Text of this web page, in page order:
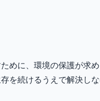
めに、環境の保護が求
を続けるうえで解決し